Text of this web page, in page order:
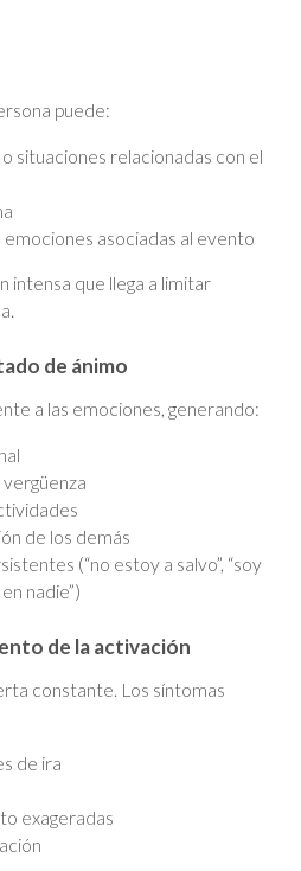
puede:
situaciones relacionadas con el
asociadas al evento
intensa que llega a limitar
de ánimo
a las emociones, generando:
de los demás
(“no estoy a salvo”, “soy
nadie”)
de la activación
constante. Los síntomas
de ira
exageradas